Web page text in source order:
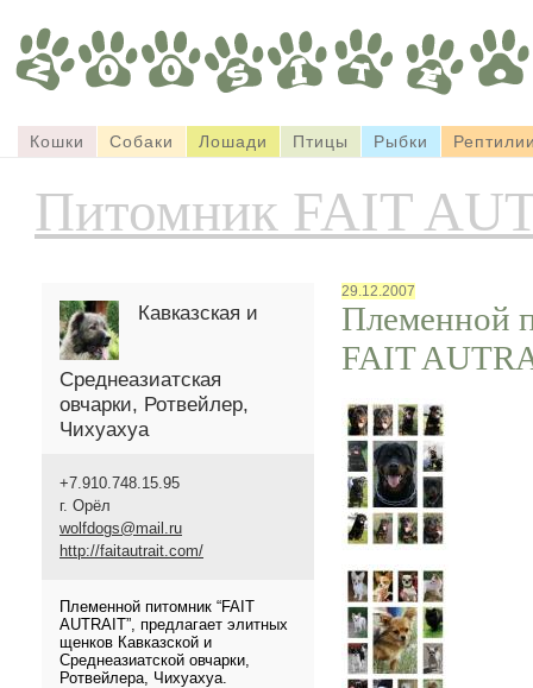
Кошки Собаки Лошади Птицы Рыбки
Питомник FAIT
Кавказская и
Среднеазиатская
овчарки, Ротвейлер,
Чихуахуа
+7.910.748.15.95
г. Орёл
wolfdogs@mail.ru
http://faitautrait.com/
Племенной питомник “FAIT
AUTRAIT”, предлагает элитных
щенков Кавказской и
Среднеазиатской овчарки,
Ротвейлера, Чихуахуа.
29.12.2007
Племенной
FAIT